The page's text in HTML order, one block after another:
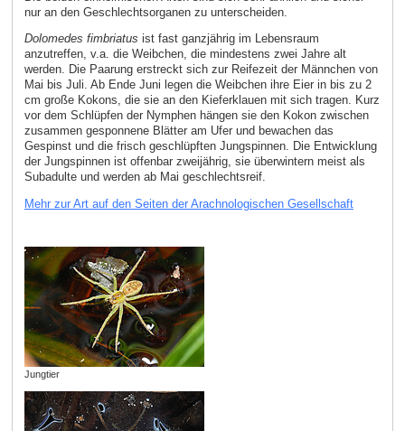
nur an den Geschlechtsorganen zu unterscheiden.
Dolomedes fimbriatus ist fast ganzjährig im Lebensraum
anzutreffen, v.a. die Weibchen, die mindestens zwei Jahre alt
werden. Die Paarung erstreckt sich zur Reifezeit der Männchen von
Mai bis Juli. Ab Ende Juni legen die Weibchen ihre Eier in bis zu 2
cm große Kokons, die sie an den Kieferklauen mit sich tragen. Kurz
vor dem Schlüpfen der Nymphen hängen sie den Kokon zwischen
zusammen gesponnene Blätter am Ufer und bewachen das
Gespinst und die frisch geschlüpften Jungspinnen. Die Entwicklung
der Jungspinnen ist offenbar zweijährig, sie überwintern meist als
Subadulte und werden ab Mai geschlechtsreif.
Mehr zur Art auf den Seiten der Arachnologischen Gesellschaft
Jungtier